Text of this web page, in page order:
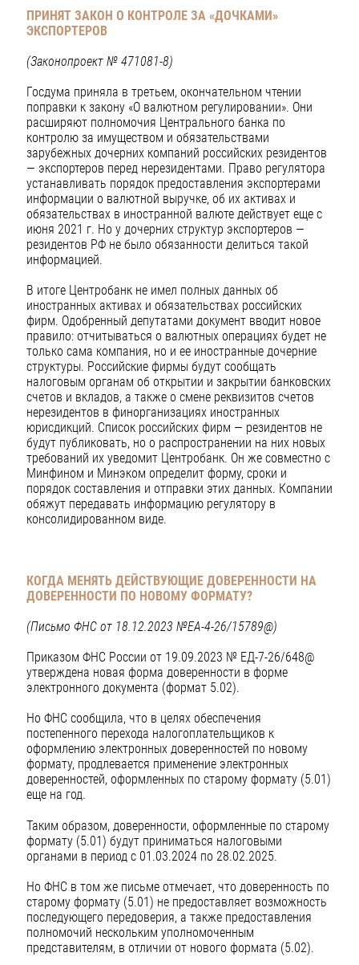
ПРИНЯТ ЗАКОН О КОНТРОЛЕ ЗА «ДОЧКАМИ»
ЭКСПОРТЕРОВ
(Законопроект № 471081-8)
Госдума приняла в третьем, окончательном чтении
поправки к закону «О валютном регулировании». Они
расширяют полномочия Центрального банка по
контролю за имуществом и обязательствами
зарубежных дочерних компаний российских резидентов
— экспортеров перед нерезидентами. Право регулятора
устанавливать порядок предоставления экспортерами
информации о валютной выручке, об их активах и
обязательствах в иностранной валюте действует еще с
июня 2021 г. Но у дочерних структур экспортеров —
резидентов РФ не было обязанности делиться такой
информацией.
В итоге Центробанк не имел полных данных об
иностранных активах и обязательствах российских
фирм. Одобренный депутатами документ вводит новое
правило: отчитываться о валютных операциях будет не
только сама компания, но и ее иностранные дочерние
структуры. Российские фирмы будут сообщать
налоговым органам об открытии и закрытии банковских
счетов и вкладов, а также о смене реквизитов счетов
нерезидентов в финорганизациях иностранных
юрисдикций. Список российских фирм — резидентов не
будут публиковать, но о распространении на них новых
требований их уведомит Центробанк. Он же совместно с
Минфином и Минэком определит форму, сроки и
порядок составления и отправки этих данных. Компании
обяжут передавать информацию регулятору в
консолидированном виде.
КОГДА МЕНЯТЬ ДЕЙСТВУЮЩИЕ ДОВЕРЕННОСТИ НА
ДОВЕРЕННОСТИ ПО НОВОМУ ФОРМАТУ?
(Письмо ФНС от 18.12.2023 №ЕА-4-26/15789@)
Приказом ФНС России от 19.09.2023 № ЕД-7-26/648@
утверждена новая форма доверенности в форме
электронного документа (формат 5.02).
Но ФНС сообщила, что в целях обеспечения
постепенного перехода налогоплательщиков к
оформлению электронных доверенностей по новому
формату, продлевается применение электронных
доверенностей, оформленных по старому формату (5.01)
еще на год.
Таким образом, доверенности, оформленные по старому
формату (5.01) будут приниматься налоговыми
органами в период с 01.03.2024 по 28.02.2025.
Но ФНС в том же письме отмечает, что доверенность по
старому формату (5.01) не предоставляет возможность
последующего передоверия, а также предоставления
полномочий нескольким уполномоченным
представителям, в отличии от нового формата (5.02).